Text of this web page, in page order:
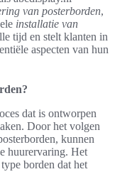
van posterborden,
installatie van
tijd en stelt klanten in
aspecten van hun
dat is ontworpen
Door het volgen
kunnen
huurervaring. Het
borden dat het